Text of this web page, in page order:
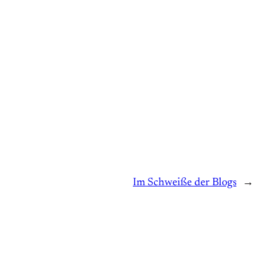
Im Schweiße der Blogs →